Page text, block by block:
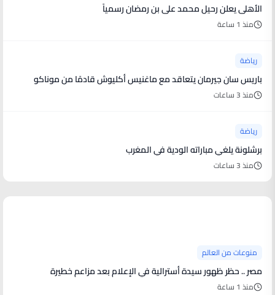
الأهلى يعلن رحيل محمد على بن رمضان رسمياً
منذ 1 ساعة
رياضة
باريس سان جيرمان يتعاقد مع ماغنيس أكليوش قادمًا من موناكو
منذ 3 ساعات
رياضة
برشلونة يلغي مباراته الودية في المغرب
منذ 3 ساعات
منوعات من العالم
مصر .. حظر ظهور سيدة أسترالية في الإعلام بعد مزاعم خطيرة
منذ 1 ساعة